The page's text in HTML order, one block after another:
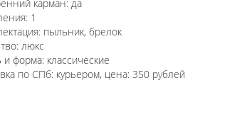
карман: да
1
пыльник, брелок
люкс
и форма: классические
по СПб: курьером, цена: 350 рублей